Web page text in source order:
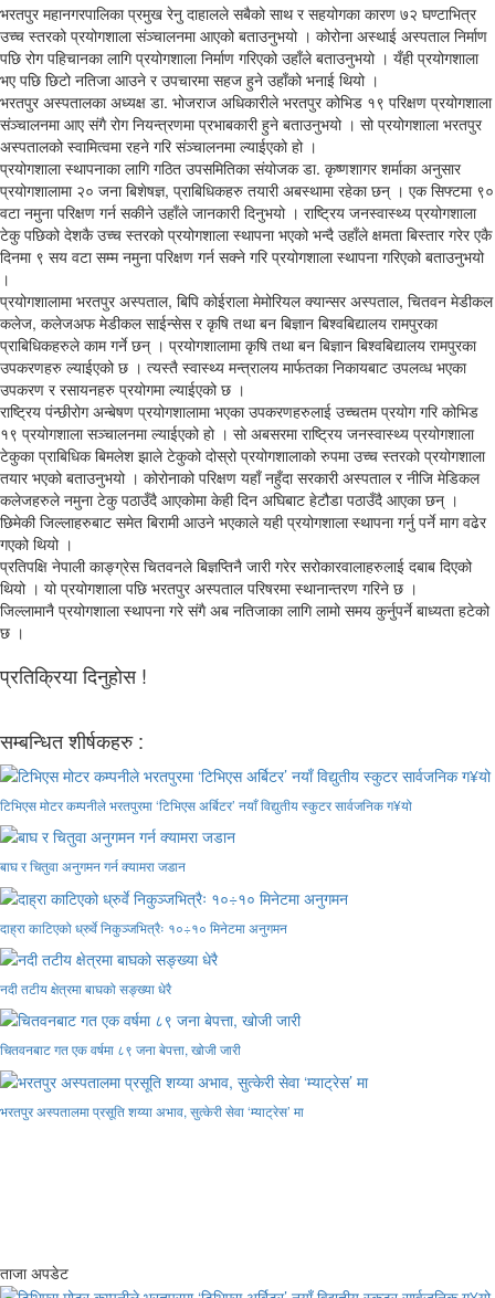
भरतपुर महानगरपालिका प्रमुख रेनु दाहालले सबैको साथ र सहयोगका कारण ७२ घण्टाभित्र
उच्च स्तरको प्रयोगशाला संञ्चालनमा आएको बताउनुभयो । कोरोना अस्थाई अस्पताल निर्माण
पछि रोग पहिचानका लागि प्रयोगशाला निर्माण गरिएको उहाँले बताउनुभयो । यँही प्रयोगशाला
भए पछि छिटो नतिजा आउने र उपचारमा सहज हुने उहाँको भनाई थियो ।
भरतपुर अस्पतालका अध्यक्ष डा. भोजराज अधिकारीले भरतपुर कोभिड १९ परिक्षण प्रयोगशाला
संञ्चालनमा आए संगै रोग नियन्त्रणमा प्रभाबकारी हुने बताउनुभयो । सो प्रयोगशाला भरतपुर
अस्पतालको स्वामित्वमा रहने गरि संञ्चालनमा ल्याईएको हो ।
प्रयोगशाला स्थापनाका लागि गठित उपसमितिका संयोजक डा. कृष्णशागर शर्माका अनुसार
प्रयोगशालामा २० जना बिशेषज्ञ, प्राबिधिकहरु तयारी अबस्थामा रहेका छन् । एक सिफ्टमा ९०
वटा नमुना परिक्षण गर्न सकीने उहाँले जानकारी दिनुभयो । राष्ट्रिय जनस्वास्थ्य प्रयोगशाला
टेकु पछिको देशकै उच्च स्तरको प्रयोगशाला स्थापना भएको भन्दै उहाँले क्षमता बिस्तार गरेर एकै
दिनमा ९ सय वटा सम्म नमुना परिक्षण गर्न सक्ने गरि प्रयोगशाला स्थापना गरिएको बताउनुभयो
।
प्रयोगशालामा भरतपुर अस्पताल, बिपि कोईराला मेमोरियल क्यान्सर अस्पताल, चितवन मेडीकल
कलेज, कलेजअफ मेडीकल साईन्सेस र कृषि तथा बन बिज्ञान बिश्वबिद्यालय रामपुरका
प्राबिधिकहरुले काम गर्ने छन् । प्रयोगशालामा कृषि तथा बन बिज्ञान बिश्वबिद्यालय रामपुरका
उपकरणहरु ल्याईएको छ । त्यस्तै स्वास्थ्य मन्त्रालय मार्फतका निकायबाट उपलव्ध भएका
उपकरण र रसायनहरु प्रयोगमा ल्याईएको छ ।
राष्ट्रिय पंन्छीरोग अन्बेषण प्रयोगशालामा भएका उपकरणहरुलाई उच्चतम प्रयोग गरि कोभिड
१९ प्रयोगशाला सञ्चालनमा ल्याईएको हो । सो अबसरमा राष्ट्रिय जनस्वास्थ्य प्रयोगशाला
टेकुका प्राबिधिक बिमलेश झाले टेकुको दोस्रो प्रयोगशालाको रुपमा उच्च स्तरको प्रयोगशाला
तयार भएको बताउनुभयो । कोरोनाको परिक्षण यहाँ नहुँदा सरकारी अस्पताल र नीजि मेडिकल
कलेजहरुले नमुना टेकु पठाउँदै आएकोमा केही दिन अघिबाट हेटौडा पठाउँदै आएका छन् ।
छिमेकी जिल्लाहरुबाट समेत बिरामी आउने भएकाले यही प्रयोगशाला स्थापना गर्नु पर्ने माग वढेर
गएको थियो ।
प्रतिपक्षि नेपाली काङ्ग्रेस चितवनले बिज्ञप्तिनै जारी गरेर सरोकारवालाहरुलाई दबाब दिएको
थियो । यो प्रयोगशाला पछि भरतपुर अस्पताल परिषरमा स्थानान्तरण गरिने छ ।
जिल्लामानै प्रयोगशाला स्थापना गरे संगै अब नतिजाका लागि लामो समय कुर्नुपर्ने बाध्यता हटेको
छ ।
प्रतिक्रिया दिनुहोस !
सम्बन्धित शीर्षकहरु :
टिभिएस मोटर कम्पनीले भरतपुरमा ‘टिभिएस अर्बिटर’ नयाँ विद्युतीय स्कुटर सार्वजनिक ग¥यो
बाघ र चितुवा अनुगमन गर्न क्यामरा जडान
दाह्रा काटिएको ध्रुर्वे निकुञ्जभित्रैः १०÷१० मिनेटमा अनुगमन
नदी तटीय क्षेत्रमा बाघको सङ्ख्या धेरै
चितवनबाट गत एक वर्षमा ८९ जना बेपत्ता, खोजी जारी
भरतपुर अस्पतालमा प्रसूति शय्या अभाव, सुत्केरी सेवा ‘म्याट्रेस’ मा
ताजा अपडेट